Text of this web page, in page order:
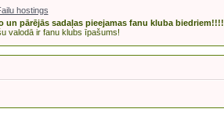
un pārējās sadaļas pieejamas fanu kluba biedriem!!!!
valodā ir fanu klubs īpašums!